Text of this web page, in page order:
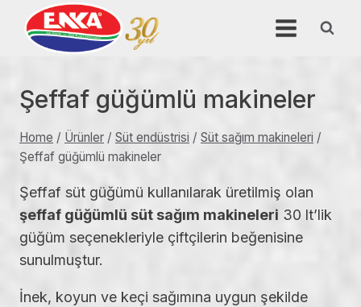
content
Şeffaf güğümlü makineler
Home / Ürünler / Süt endüstrisi / Süt sağım makineleri /
Şeffaf güğümlü makineler
Şeffaf süt güğümü kullanılarak üretilmiş olan
şeffaf güğümlü süt sağım makineleri 30 lt’lik
güğüm seçenekleriyle çiftçilerin beğenisine
sunulmuştur.
İnek, koyun ve keçi sağımına uygun şekilde